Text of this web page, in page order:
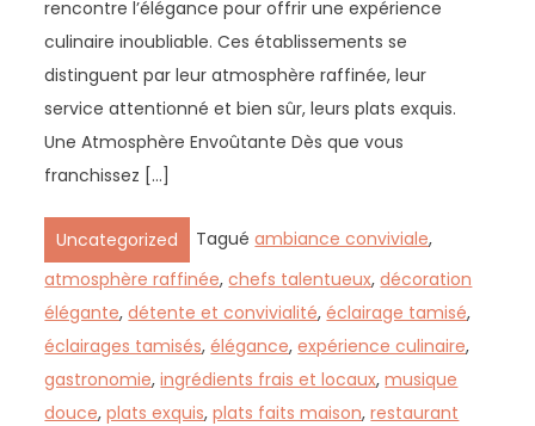
rencontre l’élégance pour offrir une expérience
culinaire inoubliable. Ces établissements se
distinguent par leur atmosphère raffinée, leur
service attentionné et bien sûr, leurs plats exquis.
Une Atmosphère Envoûtante Dès que vous
franchissez […]
Uncategorized Taguéambiance conviviale,
atmosphère raffinée,chefs talentueux,décoration
élégante,détente et convivialité,éclairage tamisé,
éclairages tamisés,élégance,expérience culinaire,
gastronomie,ingrédients frais et locaux,musique
douce,plats exquis,plats faits maison,restaurant